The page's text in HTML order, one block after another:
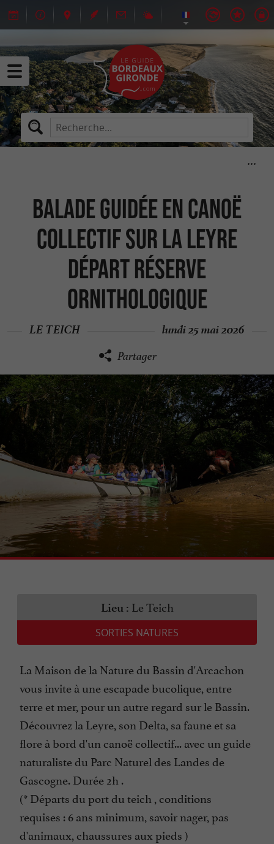
Balade guidée en canoë
collectif sur la Leyre
Départ Réserve
Ornithologique
LE TEICH lundi 25 mai 2026
Partager
Lieu : Le Teich
SORTIES NATURES
La Maison de la Nature du Bassin d'Arcachon
vous invite à une escapade bucolique, entre
terre et mer, pour un autre regard sur le Bassin.
Découvrez la Leyre, son Delta, sa faune et sa
flore à bord d'un canoë collectif... avec un guide
naturaliste du Parc Naturel des Landes de
Gascogne. Durée 2h .
(* Départs du port du teich , conditions
requises : 6 ans minimum, savoir nager, pas
d'animaux, chaussures aux pieds )